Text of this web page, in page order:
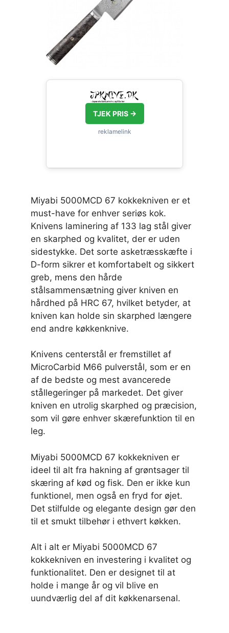
TJEK PRIS →
Miyabi 5000MCD 67 kokkekniven er et
must-have for enhver seriøs kok.
Knivens laminering af 133 lag stål giver
en skarphed og kvalitet, der er uden
sidestykke. Det sorte asketræsskæfte i
D-form sikrer et komfortabelt og sikkert
greb, mens den hårde
stålsammensætning giver kniven en
hårdhed på HRC 67, hvilket betyder, at
kniven kan holde sin skarphed længere
end andre køkkenknive.
Knivens centerstål er fremstillet af
MicroCarbid M66 pulverstål, som er en
af de bedste og mest avancerede
stållegeringer på markedet. Det giver
kniven en utrolig skarphed og præcision,
som vil gøre enhver skærefunktion til en
leg.
Miyabi 5000MCD 67 kokkekniven er
ideel til alt fra hakning af grøntsager til
skæring af kød og fisk. Den er ikke kun
funktionel, men også en fryd for øjet.
Det stilfulde og elegante design gør den
til et smukt tilbehør i ethvert køkken.
Alt i alt er Miyabi 5000MCD 67
kokkekniven en investering i kvalitet og
funktionalitet. Den er designet til at
holde i mange år og vil blive en
uundværlig del af dit køkkenarsenal.